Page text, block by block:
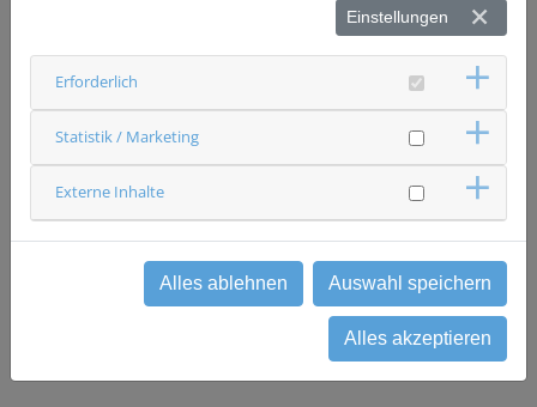
Studie beendet
Ansprechpartner & Kontakt
Universitätsklinikum Regensburg
Innere Medizin II
studien.pneumologie(at)ukr.de
Einstellungen
Erforderlich
Statistik / Marketing
Externe Inhalte
Alles ablehnen Auswahl speichern
Alles akzeptieren